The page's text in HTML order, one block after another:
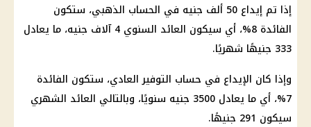
إذا تم إيداع 50 ألف جنيه في الحساب الذهبي، ستكون
الفائدة 8%، أي سيكون العائد السنوي 4 آلاف جنيه، ما يعادل
333 جنيهًا شهريًا.
وإذا كان الإيداع في حساب التوفير العادي، ستكون الفائدة
7%، أي ما يعادل 3500 جنيه سنويًا، وبالتالي العائد الشهري
سيكون 291 جنيهًا.